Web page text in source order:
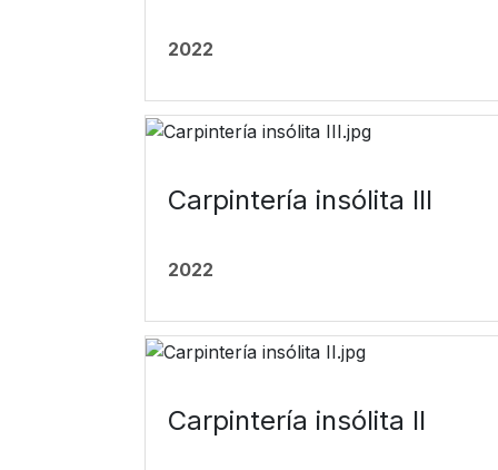
2022
Carpintería insólita III
2022
Carpintería insólita II